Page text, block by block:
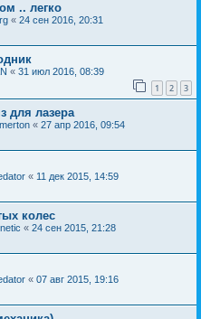
.. легко
« 24 сен 2016, 20:31
« 31 июл 2016, 08:39
1 2 3
для лазера
« 27 апр 2016, 09:54
« 11 дек 2015, 14:59
колес
« 24 сен 2015, 21:28
« 07 авг 2015, 19:16